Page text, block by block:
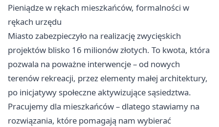
Pieniądze w rękach mieszkańców, formalności w
rękach urzędu
Miasto zabezpieczyło na realizację zwycięskich
projektów blisko 16 milionów złotych. To kwota, która
pozwala na poważne interwencje – od nowych
terenów rekreacji, przez elementy małej architektury,
po inicjatywy społeczne aktywizujące sąsiedztwa.
Pracujemy dla mieszkańców – dlatego stawiamy na
rozwiązania, które pomagają nam wybierać